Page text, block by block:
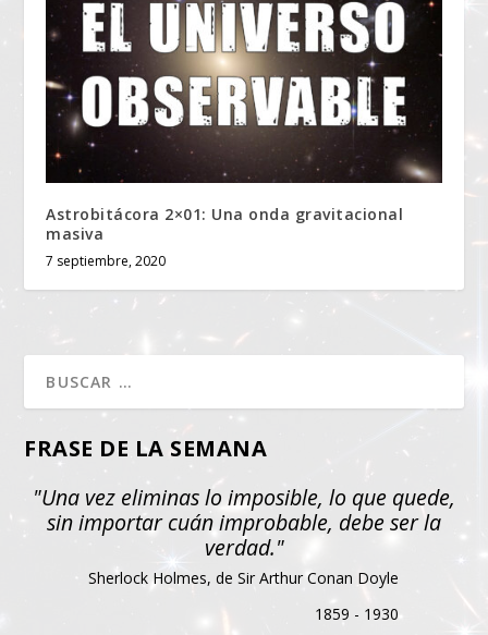
Astrobitácora 2×01: Una onda gravitacional
masiva
7 septiembre, 2020
FRASE DE LA SEMANA
"Una vez eliminas lo imposible, lo que quede,
sin importar cuán improbable, debe ser la
verdad."
Sherlock Holmes, de Sir Arthur Conan Doyle
1859 - 1930